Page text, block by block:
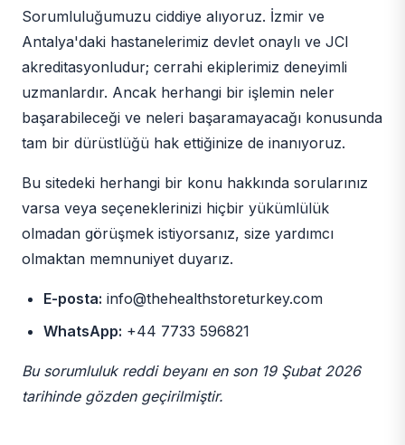
Sorumluluğumuzu ciddiye alıyoruz. İzmir ve
Antalya'daki hastanelerimiz devlet onaylı ve JCI
akreditasyonludur; cerrahi ekiplerimiz deneyimli
uzmanlardır. Ancak herhangi bir işlemin neler
başarabileceği ve neleri başaramayacağı konusunda
tam bir dürüstlüğü hak ettiğinize de inanıyoruz.
Bu sitedeki herhangi bir konu hakkında sorularınız
varsa veya seçeneklerinizi hiçbir yükümlülük
olmadan görüşmek istiyorsanız, size yardımcı
olmaktan memnuniyet duyarız.
E-posta: info@thehealthstoreturkey.com
WhatsApp: +44 7733 596821
Bu sorumluluk reddi beyanı en son 19 Şubat 2026
tarihinde gözden geçirilmiştir.